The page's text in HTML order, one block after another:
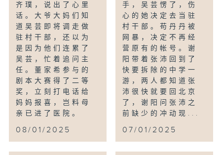
齐璞，说出了心里
话。大爷大妈们知
道吴芸即将调走做
驻村干部，还以为
是因为他们连累了
吴芸，忙着追问主
任。董家希参与的
剧本大赛得了二等
奖，立刻打电话给
妈妈报喜，岂料母
亲已进了医院。
08/01/2025
手，吴芸愣了，伤
心的她决定去当驻
村干部。苟丹丹被
网暴，决定不再经
营原有的帐号。谢
阳带着张沛回到了
快要拆除的中学一
游，两人都知道张
沛很快就要回北京
了，谢阳问张沛之
前缺少的冲动现...
07/01/2025